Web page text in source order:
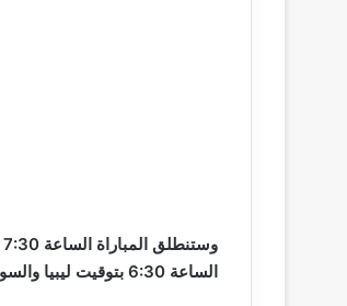
الساعة 6:30 بتوقيت ليبيا والسودان.